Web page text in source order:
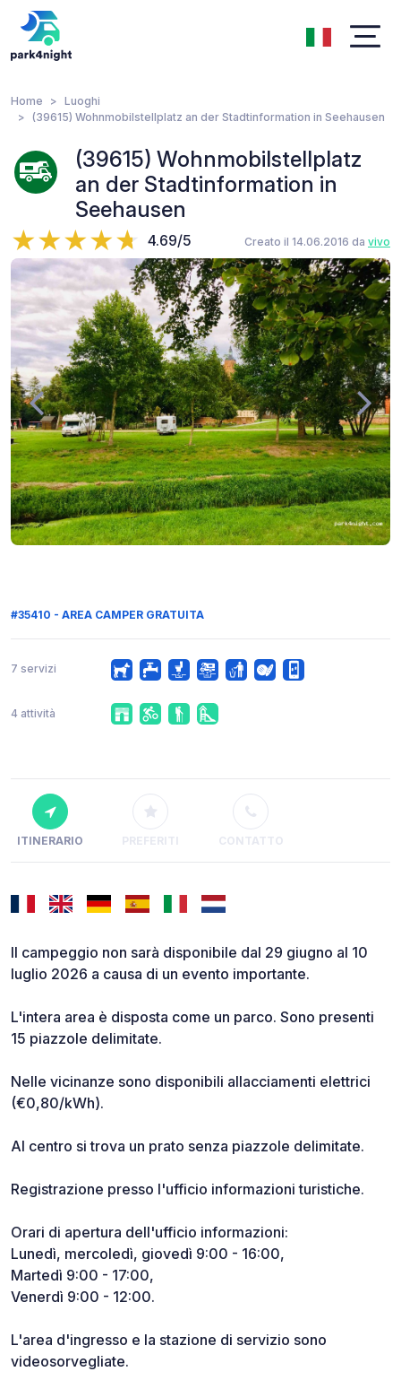
Home
Luoghi
(39615) Wohnmobilstellplatz an der Stadtinformation in Seehausen
(39615) Wohnmobilstellplatz
an der Stadtinformation in
Seehausen
4.69/5 Creato il 14.06.2016 da vivo
#35410 - AREA CAMPER GRATUITA
7 servizi
4 attività
ITINERARIO PREFERITI CONTATTO
Il campeggio non sarà disponibile dal 29 giugno al 10
luglio 2026 a causa di un evento importante.
L'intera area è disposta come un parco. Sono presenti
15 piazzole delimitate.
Nelle vicinanze sono disponibili allacciamenti elettrici
(€0,80/kWh).
Al centro si trova un prato senza piazzole delimitate.
Registrazione presso l'ufficio informazioni turistiche.
Orari di apertura dell'ufficio informazioni:
Lunedì, mercoledì, giovedì 9:00 - 16:00,
Martedì 9:00 - 17:00,
Venerdì 9:00 - 12:00.
L'area d'ingresso e la stazione di servizio sono
videosorvegliate.